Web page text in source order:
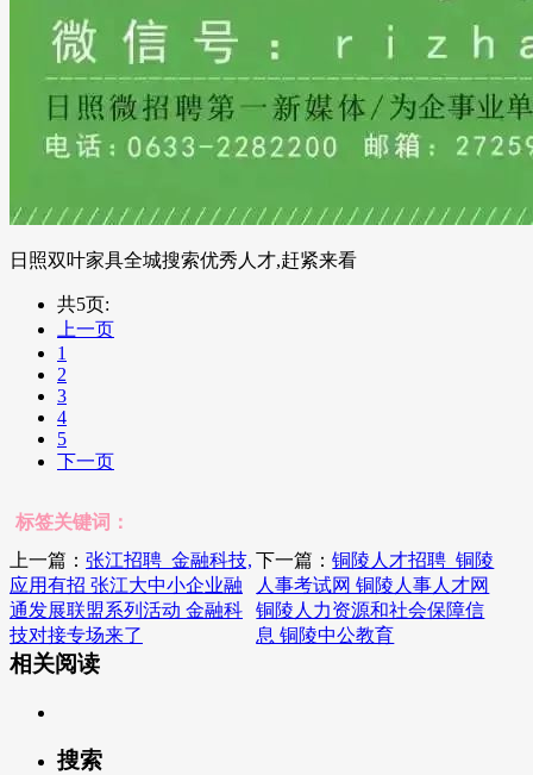
日照双叶家具全城搜索优秀人才,赶紧来看
共5页:
上一页
1
2
3
4
5
下一页
标签关键词：
上一篇： 张江招聘_金融科技,
应用有招 张江大中小企业融
通发展联盟系列活动 金融科
技对接专场来了
下一篇：铜陵人才招聘_铜陵
人事考试网 铜陵人事人才网
铜陵人力资源和社会保障信
息 铜陵中公教育
相关阅读
搜索